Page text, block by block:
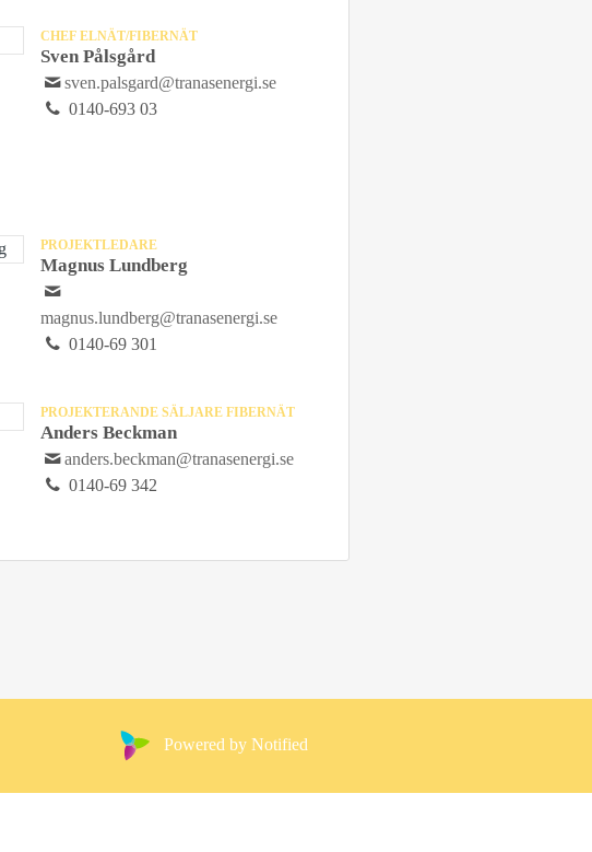
CHEF ELNÄT/FIBERNÄT
Sven Pålsgård
sven.palsgard@tranasenergi.se
0140-693 03
PROJEKTLEDARE
Magnus Lundberg
magnus.lundberg@tranasenergi.se
0140-69 301
PROJEKTERANDE SÄLJARE FIBERNÄT
Anders Beckman
anders.beckman@tranasenergi.se
0140-69 342
Powered by Notified